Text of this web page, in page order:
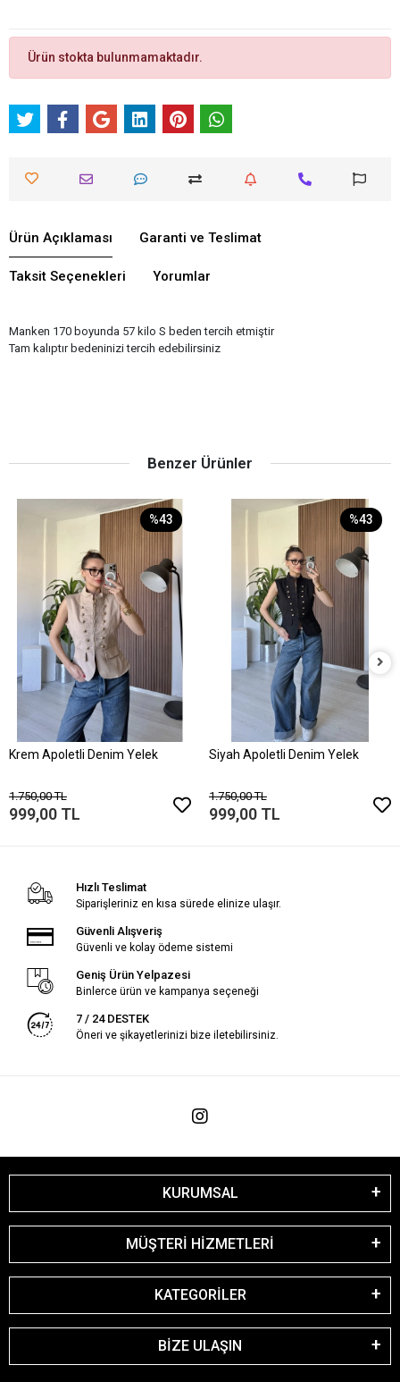
Ürün stokta bulunmamaktadır.
Ürün Açıklaması Garanti ve Teslimat
Taksit Seçenekleri Yorumlar
Manken 170 boyunda 57 kilo S beden tercih etmiştir
Tam kalıptır bedeninizi tercih edebilirsiniz
Benzer Ürünler
%43
Krem Apoletli Denim Yelek
1.750,00 TL
999,00 TL
%43
Siyah Apoletli Denim Yelek
1.750,00 TL
999,00 TL
Hızlı Teslimat
Siparişleriniz en kısa sürede elinize ulaşır.
Güvenli Alışveriş
Güvenli ve kolay ödeme sistemi
Geniş Ürün Yelpazesi
Binlerce ürün ve kampanya seçeneği
7 / 24 DESTEK
Öneri ve şikayetlerinizi bize iletebilirsiniz.
KURUMSAL
MÜŞTERİ HİZMETLERİ
KATEGORİLER
BİZE ULAŞIN